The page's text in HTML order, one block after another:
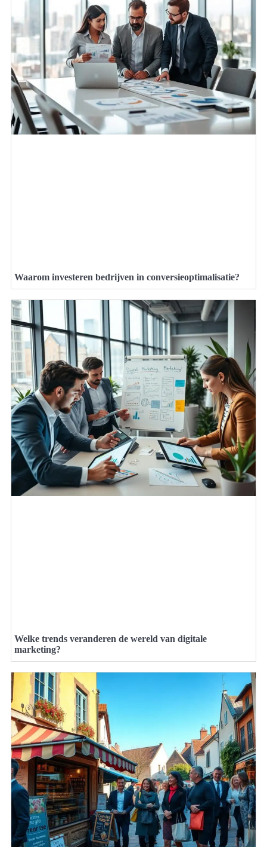
Waarom investeren bedrijven in conversieoptimalisatie?
Welke trends veranderen de wereld van digitale
marketing?